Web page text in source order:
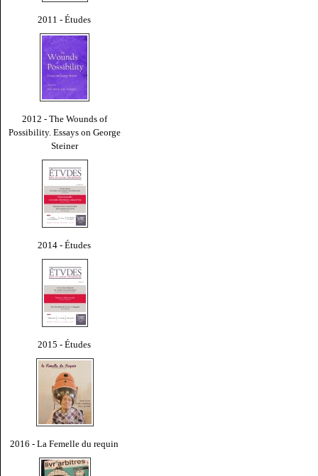
2011 - Études
2012 - The Wounds of
Possibility. Essays on George
Steiner
2014 - Études
2015 - Études
2016 - La Femelle du requin